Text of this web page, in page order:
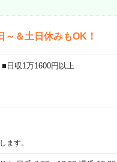
＆土日休みもOK！
収1万1600円以上
ます。